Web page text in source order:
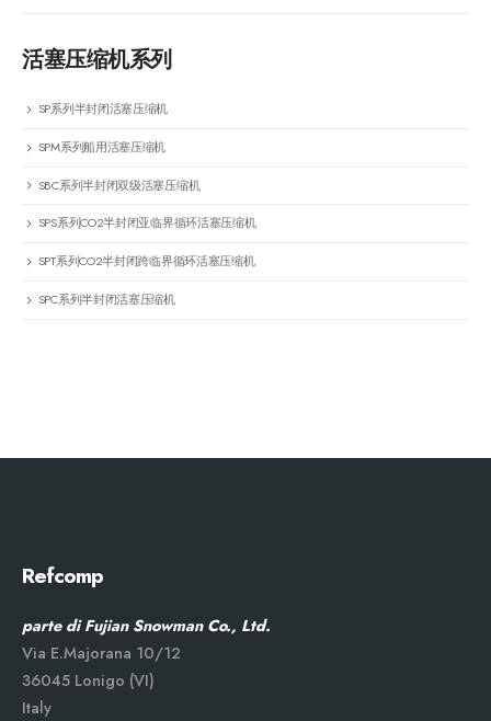
活塞压缩机系列
SP系列半封闭活塞压缩机
SPM系列船用活塞压缩机
SBC系列半封闭双级活塞压缩机
SPS系列CO2半封闭亚临界循环活塞压缩机
SPT系列CO2半封闭跨临界循环活塞压缩机
SPC系列半封闭活塞压缩机
Refcomp
parte di Fujian Snowman Co., Ltd.
Via E.Majorana 10/12
36045 Lonigo (VI)
Italy